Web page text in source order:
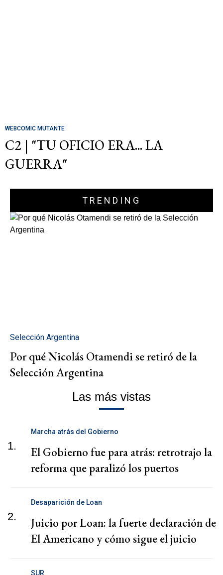
WEBCOMIC MUTANTE
C2 | "TU OFICIO ERA... LA
GUERRA"
TRENDING
Selección Argentina
Por qué Nicolás Otamendi se retiró de la
Selección Argentina
Las más vistas
1.
Marcha atrás del Gobierno
El Gobierno fue para atrás: retrotrajo la
reforma que paralizó los puertos
2.
Desaparición de Loan
Juicio por Loan: la fuerte declaración de
El Americano y cómo sigue el juicio
SUR